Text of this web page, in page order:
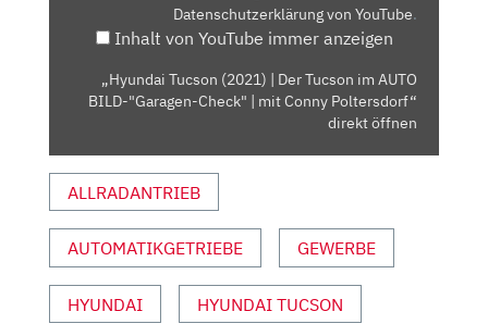
"GARAGEN-
CHECK"
CONNY
POLTERSDORF“
VON
YOUTUBE
Datenschutzerklärung von YouTube.
Inhalt von YouTube immer anzeigen
„Hyundai Tucson (2021) | Der Tucson im AUTO
BILD-"Garagen-Check" | mit Conny Poltersdorf“
direkt öffnen
ALLRADANTRIEB
AUTOMATIKGETRIEBE GEWERBE
HYUNDAI HYUNDAI TUCSON